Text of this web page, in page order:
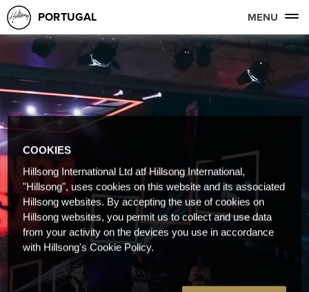
PORTUGAL MENU
COOKIES
Hillsong International Ltd atf Hillsong International,
"Hillsong", uses cookies on this website and its associated
Hillsong websites. By accepting the use of cookies on
Hillsong websites, you permit us to collect and use data
from your activity on the devices you use in accordance
with Hillsong's Cookie Policy.